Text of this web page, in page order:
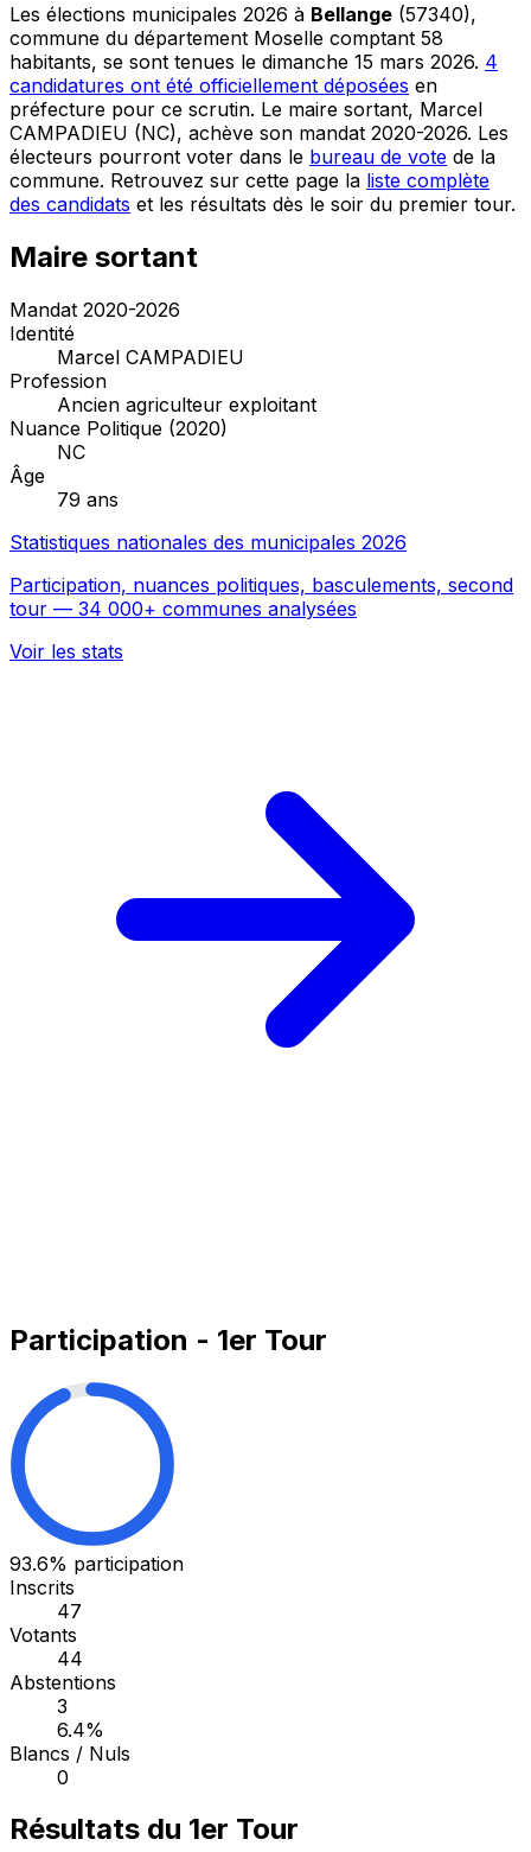
Les élections municipales 2026 à Bellange (57340),
commune du département Moselle comptant 58
habitants, se sont tenues le dimanche 15 mars 2026. 4
candidatures ont été officiellement déposées en
préfecture pour ce scrutin. Le maire sortant, Marcel
CAMPADIEU (NC), achève son mandat 2020-2026. Les
électeurs pourront voter dans le bureau de vote de la
commune. Retrouvez sur cette page la liste complète
des candidats et les résultats dès le soir du premier tour.
Maire sortant
Mandat 2020-2026
Identité
Marcel CAMPADIEU
Profession
Ancien agriculteur exploitant
Nuance Politique (2020)
NC
Âge
79 ans
Statistiques nationales des municipales 2026
Participation, nuances politiques, basculements, second
tour — 34 000+ communes analysées
Voir les stats
Participation - 1er Tour
93.6% participation
Inscrits
47
Votants
44
Abstentions
3
6.4%
Blancs / Nuls
0
Résultats du 1er Tour